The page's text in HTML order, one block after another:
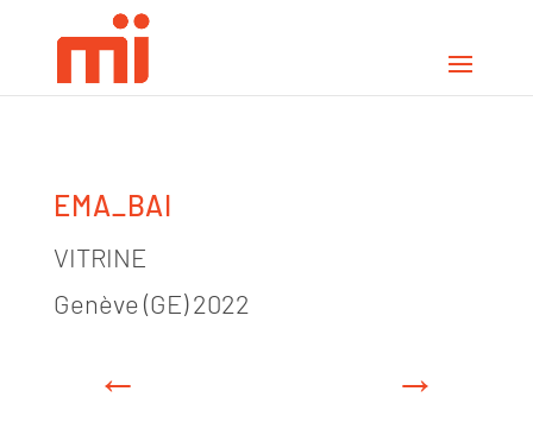
EMA_BAI
VITRINE
Genève (GE) 2022
← →